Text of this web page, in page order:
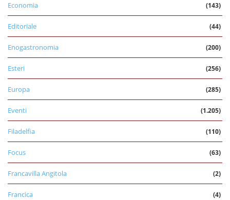
Economia (143)
Editoriale (44)
Enogastronomia (200)
Esteri (256)
Europa (285)
Eventi (1.205)
Filadelfia (110)
Focus (63)
Francavilla Angitola (2)
Francica (4)